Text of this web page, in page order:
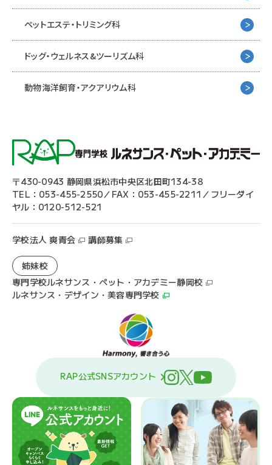
ペットエステ・トリミング科
ドッグ・ウェルネス&ツーリズム科
動物海洋飼育・アクアリウム科
〒430-0943 静岡県浜松市中央区北田町134-38
TEL：053-455-2550／FAX：053-455-2211／フリーダイ
ヤル：0120-512-521
学校法人 爽青会 講師募集
姉妹校
専門学校ルネサンス・ペット・アカデミー静岡校
ルネサンス・デザイン・美容専門学校
RAP公式SNSアカウント